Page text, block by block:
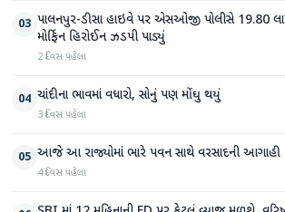
03 પાલનપુર-ડીસા હાઇવે પર એસઓજી પોલીસે 19.80
મોર્ફિન હિરોઈન ઝડપી પાડ્યું
2 દિવસ પહેલા
04 ચાંદીના ભાવમાં વધારો, સોનું પણ મોંઘુ થયું
3 દિવસ પહેલા
05 આજે આ રાજ્યોમાં ભારે પવન સાથે વરસાદની આગાહી
4 દિવસ પહેલા